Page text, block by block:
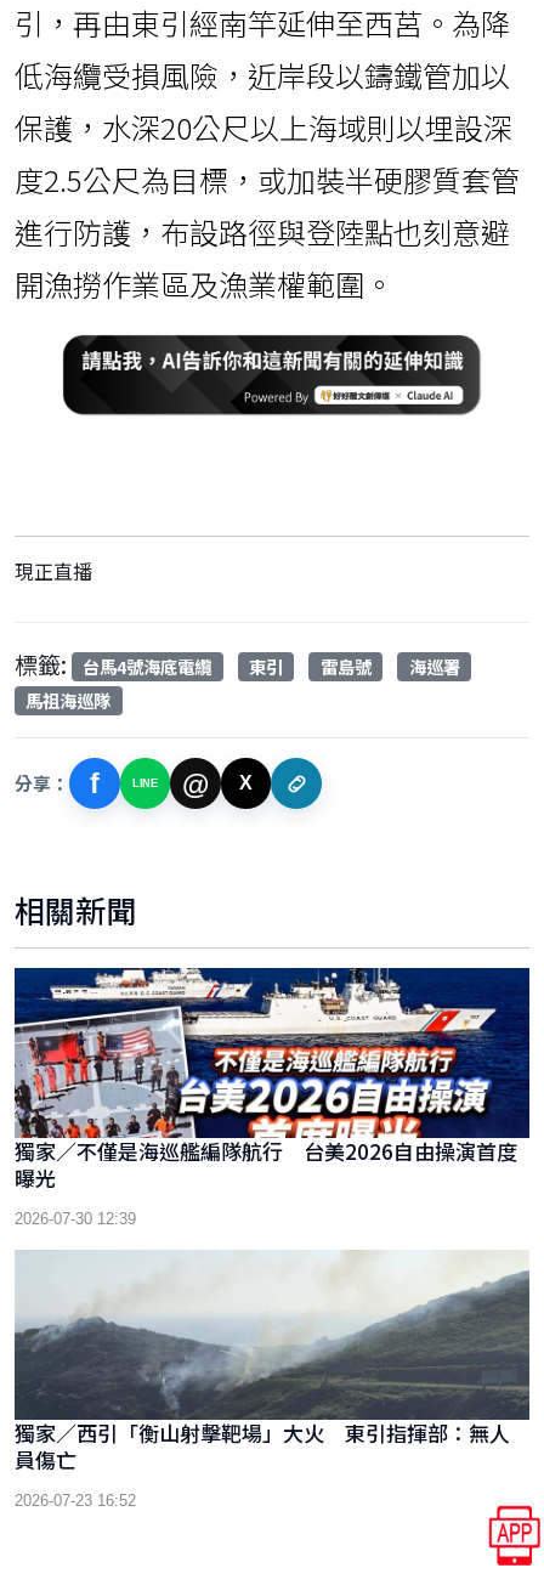
引，再由東引經南竿延伸至西莒。為降
低海纜受損風險，近岸段以鑄鐵管加以
保護，水深20公尺以上海域則以埋設深
度2.5公尺為目標，或加裝半硬膠質套管
進行防護，布設路徑與登陸點也刻意避
開漁撈作業區及漁業權範圍。
現正直播
標籤: 台馬4號海底電纜 東引 雷島號
海巡署
馬祖海巡隊
分享： f LINE @ X
相關新聞
獨家／不僅是海巡艦編隊航行 台美2026自由操演首度
曝光
2026-07-30 12:39
獨家／西引「衡山射擊靶場」大火 東引指揮部：無人
員傷亡
2026-07-23 16:52